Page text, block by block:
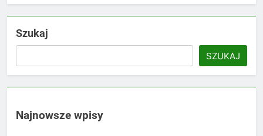
Szukaj
SZUKAJ
Najnowsze wpisy